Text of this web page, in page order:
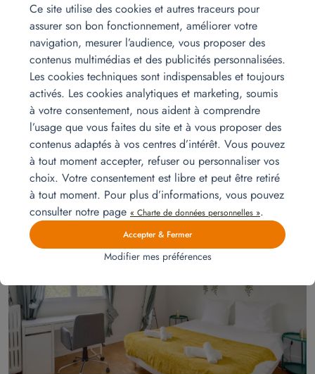
Un retour en France facilité, sans stress ni encombre
Facilitez votre retour en France avec Homat : un logement prêt à vivre
dès votre arrivée, sans tracas ni délai.
Lire la suite
juin
Ce site utilise des cookies et autres traceurs pour
assurer son bon fonctionnement, améliorer votre
navigation, mesurer l’audience, vous proposer des
contenus multimédias et des publicités personnalisées.
Les cookies techniques sont indispensables et toujours
activés. Les cookies analytiques et marketing, soumis
à votre consentement, nous aident à comprendre
l’usage que vous faites du site et à vous proposer des
contenus adaptés à vos centres d’intérêt. Vous pouvez
à tout moment accepter, refuser ou personnaliser vos
choix. Votre consentement est libre et peut être retiré
à tout moment. Pour plus d’informations, vous pouvez
consulter notre page « Charte de données personnelles ».
Accepter & Fermer
Modifier mes préférences